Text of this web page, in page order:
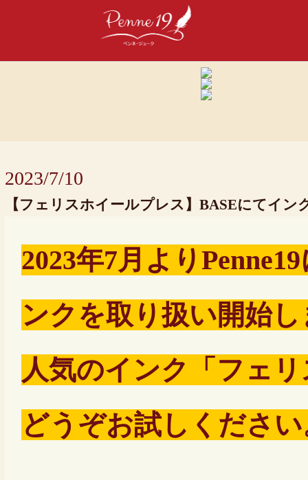
2023/7/10
【フェリスホイールプレス】BASEにてイン
2023年7月より
ンクを取り扱い開始
人気のインク「フェ
どうぞお試しくださ